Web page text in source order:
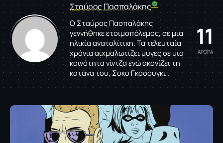
Σταύρος Πασπαλάκης
Ο Σταύρος Πασπαλάκης
γεννήθηκε ετοιμοπόλεμος, σε μια
ηλικία ανατολίτικη. Τα τελευταία
χρόνια αιχμαλωτίζει μύγες σε μια
κοινότητα νίντζα ενώ ακονίζει τη
κατάνα του, Σοκο Γκοσουγκι .
11
ΑΡΘΡΑ